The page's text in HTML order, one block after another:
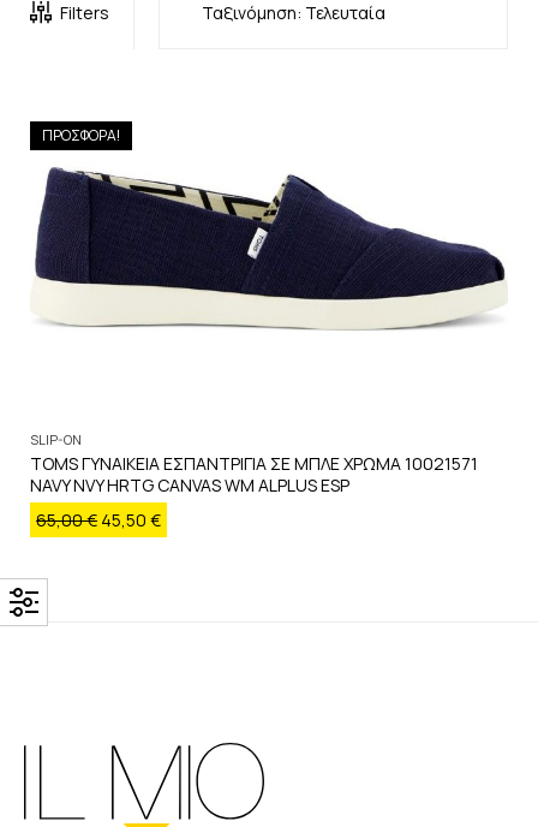
Filters
ΠΡΟΣΦΟΡΑ!
SLIP-ON
TOMS ΓΥΝΑΙΚΕΙΑ ΕΣΠΑΝΤΡΙΓΙΑ ΣΕ ΜΠΛΕ ΧΡΩΜΑ 10021571
NAVY NVY HRTG CANVAS WM ALPLUS ESP
65,00€ 45,50 €